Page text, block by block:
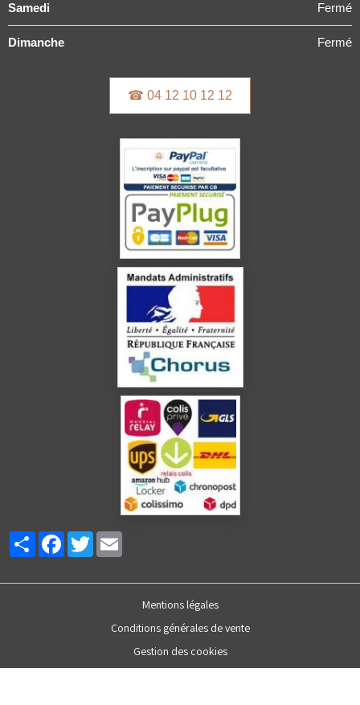
Samedi Fermé
Dimanche Fermé
☎ 04 12 10 12 12
PartagerFacebookTwitter
Mentions légales
Conditions générales de vente
Gestion des cookies